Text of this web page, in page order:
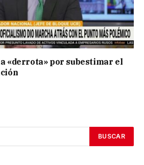
«derrota» por subestimar el